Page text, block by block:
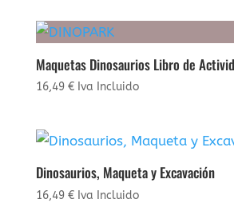
Maquetas Dinosaurios Libro de
16,49 € Iva Incluido
Dinosaurios, Maqueta y Excavación
16,49 € Iva Incluido